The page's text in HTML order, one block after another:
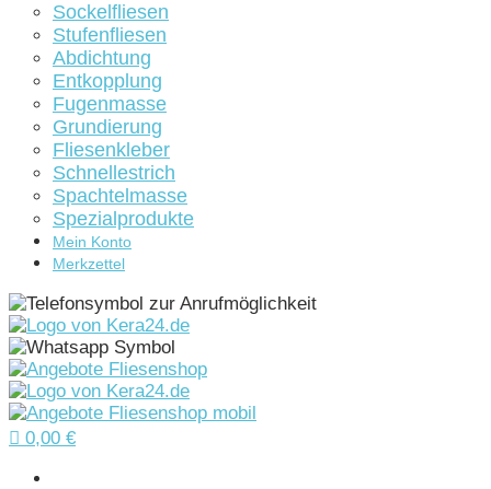
Sockelfliesen
Stufenfliesen
Abdichtung
Entkopplung
Fugenmasse
Grundierung
Fliesenkleber
Schnellestrich
Spachtelmasse
Spezialprodukte
Mein Konto
Merkzettel
 0,00 €